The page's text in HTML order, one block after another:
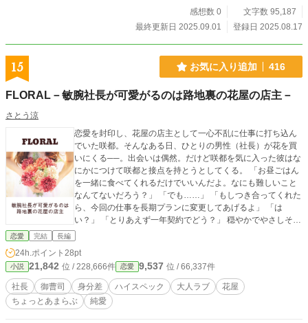
男×メンタルケアのつもりが負い目を感じて悩む包容力女子の
すれ違いラブストーリー ※他のサイトにも投稿しています
感想数 0
文字数 95,187
最終更新日 2025.09.01
登録日 2025.08.17
15 お気に入り追加 416
FLORAL－敏腕社長が可愛がるのは路地裏の花屋の店主－
さとう涼
恋愛を封印し、花屋の店主として一心不乱に仕事に打ち込ん
でいた咲都。そんなある日、ひとりの男性（社長）が花を買
いにくる──。出会いは偶然。だけど咲都を気に入った彼はな
にかにつけて咲都と接点を持とうとしてくる。 「お昼ごはん
を一緒に食べてくれるだけでいいんだよ。なにも難しいこと
なんてないだろう？」 「でも……」 「もしつき合ってくれた
ら、今回の仕事を長期プランに変更してあげるよ」 「は
い？」 「とりあえず一年契約でどう？」 穏やかでやさしそう
な雰囲気なのに意外に策士。最初は身分差にとまどっていた
た。 ☆第14回恋愛小説大賞で奨励賞を頂きました。ありがと
うございました。
恋愛 完結 長編
24h.ポイント 28pt
小説 21,842 位 / 228,666件 恋愛 9,537 位 / 66,337件
社長 御曹司 身分差 ハイスペック 大人ラブ
花屋
ちょっとあまらぶ
純愛